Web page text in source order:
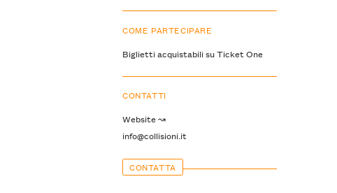
COME PARTECIPARE
Biglietti acquistabili su Ticket One
CONTATTI
Website ↝
info@collisioni.it
CONTATTA